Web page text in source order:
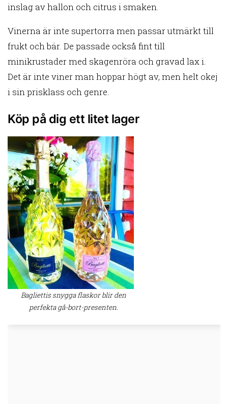
inslag av hallon och citrus i smaken.
Vinerna är inte supertorra men passar utmärkt till
frukt och bär. De passade också fint till
minikrustader med skagenröra och gravad lax i.
Det är inte viner man hoppar högt av, men helt okej
i sin prisklass och genre.
Köp på dig ett litet lager
Bagliettis snygga flaskor blir den
perfekta gå-bort-presenten.